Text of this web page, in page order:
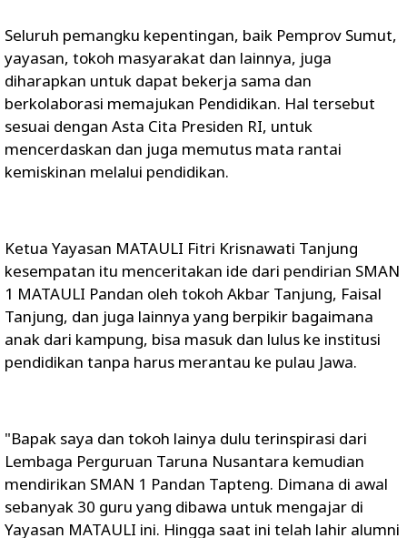
Seluruh pemangku kepentingan, baik Pemprov Sumut,
yayasan, tokoh masyarakat dan lainnya, juga
diharapkan untuk dapat bekerja sama dan
berkolaborasi memajukan Pendidikan. Hal tersebut
sesuai dengan Asta Cita Presiden RI, untuk
mencerdaskan dan juga memutus mata rantai
kemiskinan melalui pendidikan.
Ketua Yayasan MATAULI Fitri Krisnawati Tanjung
kesempatan itu menceritakan ide dari pendirian SMAN
1 MATAULI Pandan oleh tokoh Akbar Tanjung, Faisal
Tanjung, dan juga lainnya yang berpikir bagaimana
anak dari kampung, bisa masuk dan lulus ke institusi
pendidikan tanpa harus merantau ke pulau Jawa.
"Bapak saya dan tokoh lainya dulu terinspirasi dari
Lembaga Perguruan Taruna Nusantara kemudian
mendirikan SMAN 1 Pandan Tapteng. Dimana di awal
sebanyak 30 guru yang dibawa untuk mengajar di
Yayasan MATAULI ini. Hingga saat ini telah lahir alumni